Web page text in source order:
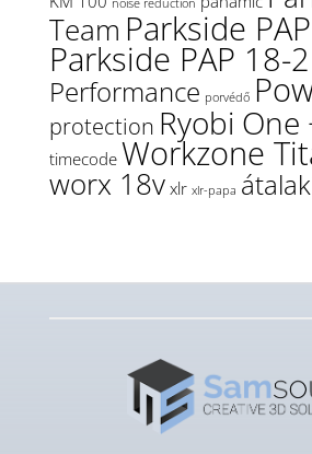
noise reduction
Team Parkside
Parkside PAP 18-2
Performance porvédő
protection Ryobi One
timecode Workzone
worx 18v xlr xlr-papa